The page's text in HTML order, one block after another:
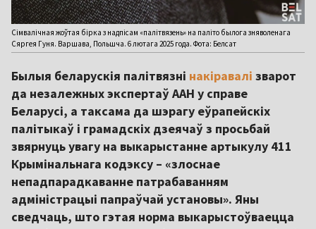
Сімвалічная жоўтая бірка з надпісам «палітвязень» на паліто былога зняволенага
Сяргея Гуня. Варшава, Польшча. 6 лютага 2025 года. Фота: Белсат
Былыя беларускія палітвязні накіравалі зварот
да незалежных экспертаў ААН у справе
Беларусі, а таксама да шэрагу еўрапейскіх
палітыкаў і грамадскіх дзеячаў з просьбай
звярнуць увагу на выкарыстанне артыкулу 411
Крымінальнага кодэксу – «злоснае
непадпарадкаванне патрабаванням
адміністрацыі папраўчай установы». Яны
сведчаць, што гэтая норма выкарыстоўваецца